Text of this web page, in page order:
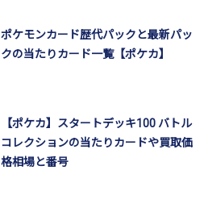
ポケモンカード歴代パックと最新パッ
クの当たりカード一覧【ポケカ】
【ポケカ】スタートデッキ100 バトル
コレクションの当たりカードや買取価
格相場と番号